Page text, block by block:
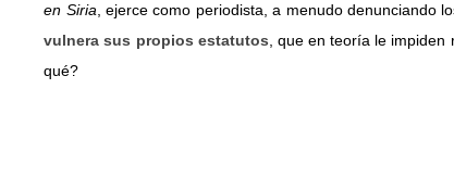
en Siria, ejerce como periodista, a menudo denunciando
vulnera sus propios estatutos, que en teoría le impiden
qué?